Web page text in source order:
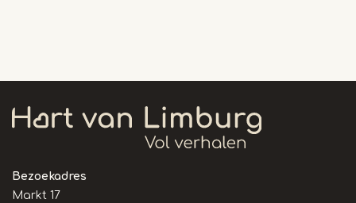
Bezoekadres
Markt 17